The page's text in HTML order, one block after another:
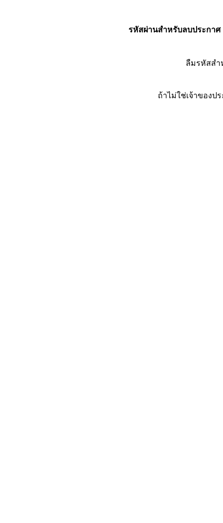
รหัสผ่านสำหรับลบประกาศ
ลืมรหัสส
ถ้าไม่ใช่เจ้าของป